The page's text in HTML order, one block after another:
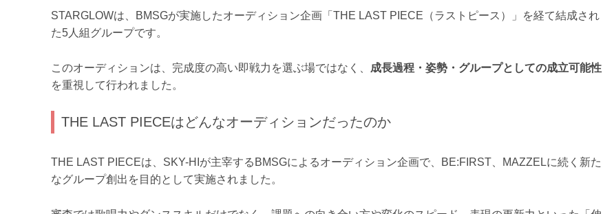
STARGLOWは、BMSGが実施したオーディション企画「THE LAST PIECE（ラストピース）」を経て結成され
た5人組グループです。
このオーディションは、完成度の高い即戦力を選ぶ場ではなく、 成長過程・姿勢・グループとしての成立可能性
を重視して行われました。
THE LAST PIECEはどんなオーディションだったのか
THE LAST PIECEは、SKY-HIが主宰するBMSGによるオーディション企画で、BE:FIRST、MAZZELに続く新た
なグループ創出を目的として実施されました。